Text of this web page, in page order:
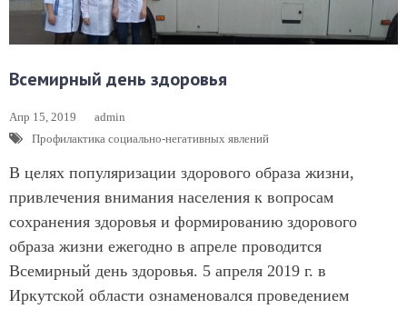
Всемирный день здоровья
Апр 15, 2019
admin
Профилактика социально-негативных явлений
В целях популяризации здорового образа жизни,
привлечения внимания населения к вопросам
сохранения здоровья и формированию здорового
образа жизни ежегодно в апреле проводится
Всемирный день здоровья. 5 апреля 2019 г. в
Иркутской области ознаменовался проведением